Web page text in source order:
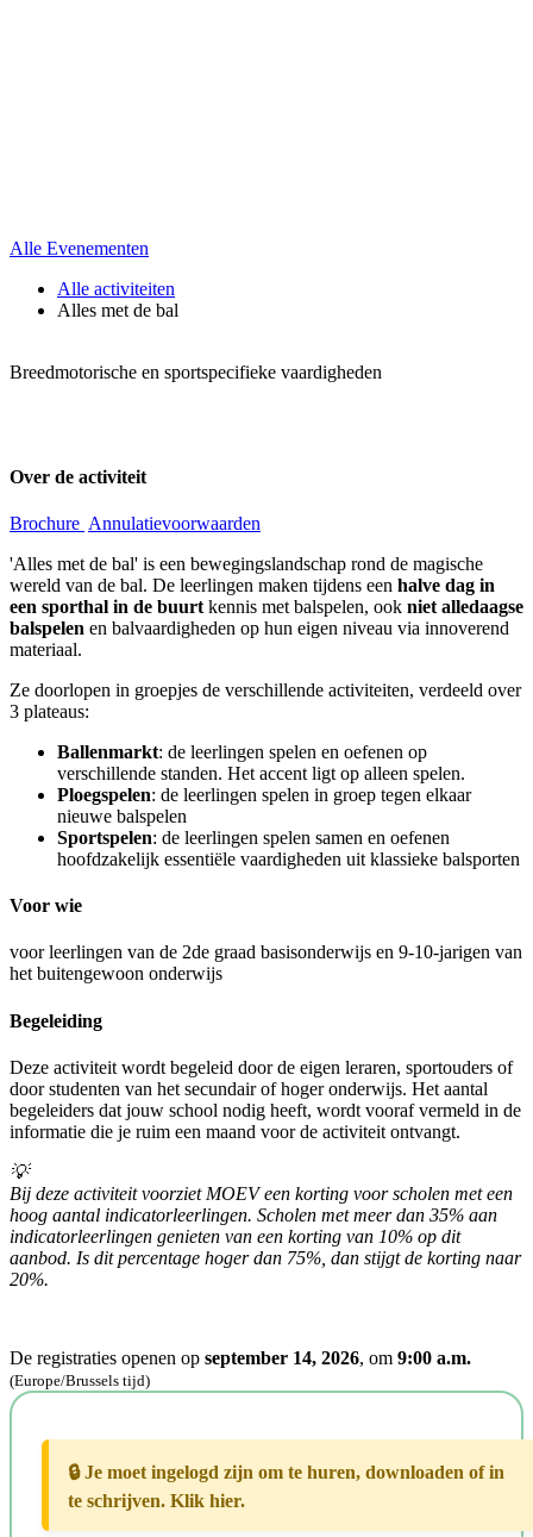
Alle Evenementen
Alle activiteiten
Alles met de bal
Breedmotorische en sportspecifieke vaardigheden
Over de activiteit
Brochure Annulatievoorwaarden
'Alles met de bal' is een bewegingslandschap rond de magische
wereld van de bal. De leerlingen maken tijdens een halve dag in
een sporthal in de buurt kennis met balspelen, ook niet alledaagse
balspelen en balvaardigheden op hun eigen niveau via innoverend
materiaal.
Ze doorlopen in groepjes de verschillende activiteiten, verdeeld over
3 plateaus:
Ballenmarkt: de leerlingen spelen en oefenen op
verschillende standen. Het accent ligt op alleen spelen.
Ploegspelen: de leerlingen spelen in groep tegen elkaar
nieuwe balspelen
Sportspelen: de leerlingen spelen samen en oefenen
hoofdzakelijk essentiële vaardigheden uit klassieke balsporten
Voor wie
voor leerlingen van de 2de graad basisonderwijs en 9-10-jarigen van
het buitengewoon onderwijs
Begeleiding
Deze activiteit wordt begeleid door de eigen leraren, sportouders of
door studenten van het secundair of hoger onderwijs. Het aantal
begeleiders dat jouw school nodig heeft, wordt vooraf vermeld in de
informatie die je ruim een maand voor de activiteit ontvangt.
💡
Bij deze activiteit voorziet MOEV een korting voor scholen met een
hoog aantal indicatorleerlingen. Scholen met meer dan 35% aan
indicatorleerlingen genieten van een korting van 10% op dit
aanbod. Is dit percentage hoger dan 75%, dan stijgt de korting naar
20%.
De registraties openen op september 14, 2026, om 9:00 a.m.
(Europe/Brussels tijd)
🔒 Je moet ingelogd zijn om te huren, downloaden of in
te schrijven. Klik hier.